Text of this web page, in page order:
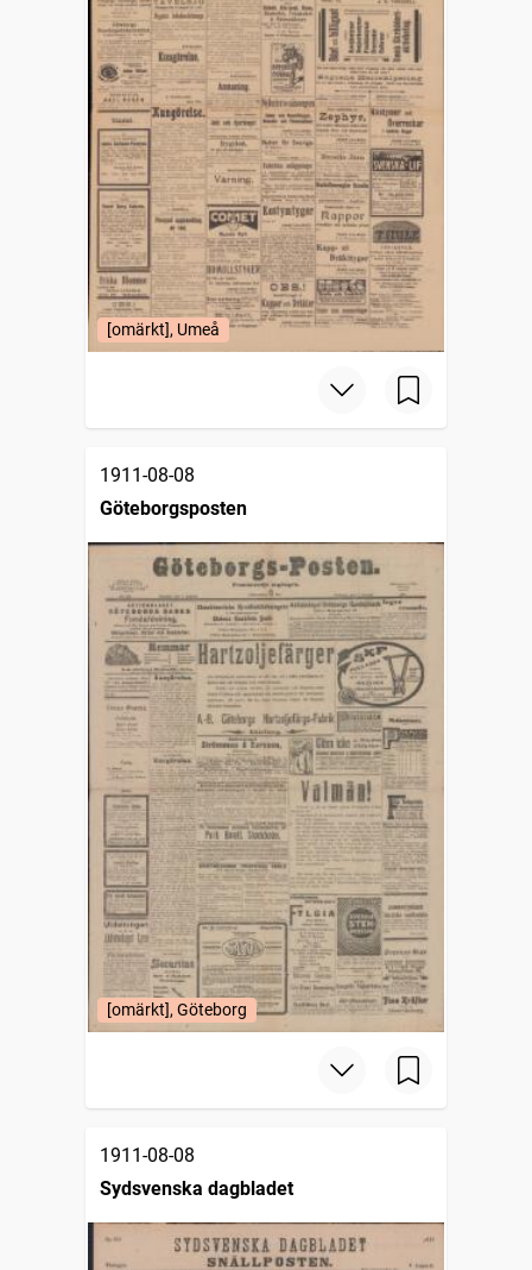
[omärkt], Umeå
1911-08-08
Göteborgsposten
[omärkt], Göteborg
1911-08-08
Sydsvenska dagbladet